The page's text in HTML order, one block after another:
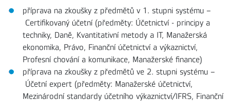
příprava na zkoušky z předmětů v 1. stupni systému –
Certifikovaný účetní (předměty: Účetnictví - principy a
techniky, Daně, Kvantitativní metody a IT, Manažerská
ekonomika, Právo, Finanční účetnictví a výkaznictví,
Profesní chování a komunikace, Manažerské finance)
příprava na zkoušky z předmětů ve 2. stupni systému –
Účetní expert (předměty: Manažerské účetnictví,
Mezinárodní standardy účetního výkaznictví/IFRS, Finanční